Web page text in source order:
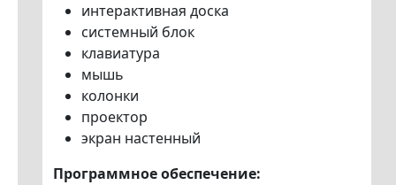
интерактивная доска
системный блок
клавиатура
мышь
колонки
проектор
экран настенный
Программное обеспечение: